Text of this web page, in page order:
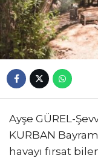
Ayşe GÜREL-
KURBAN
havayı fırsat